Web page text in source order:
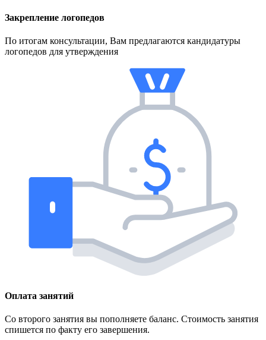
Закрепление логопедов
По итогам консультации, Вам предлагаются кандидатуры
логопедов для утверждения
Оплата занятий
Со второго занятия вы пополняете баланс. Стоимость занятия
спишется по факту его завершения.